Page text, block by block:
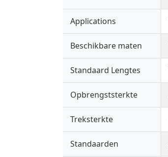
Applications
Beschikbare maten
Standaard Lengtes
Opbrengststerkte
Treksterkte
Standaarden